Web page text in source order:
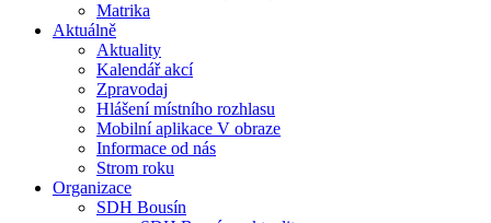
Matrika
Aktuálně
Aktuality
Kalendář akcí
Zpravodaj
Hlášení místního rozhlasu
Mobilní aplikace V obraze
Informace od nás
Strom roku
Organizace
SDH Bousín